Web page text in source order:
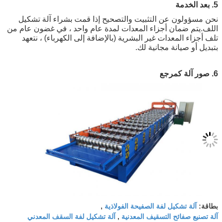
عن التثبيت والتصحيح إذا قمت بشراء آلة تشكيل
ضمان أجزاء المعدات لمدة عام واحد ، في غضون عام من
المعدات غير البشرية (بالإضافة إلى الكهرباء) ، نتعهد
صيانة مجانية لك.
تشكيل لفة الصفيحة الفولاذية,
صفائح التسقيف المعدنية, آلة تشكيل لفة السقف المعدني